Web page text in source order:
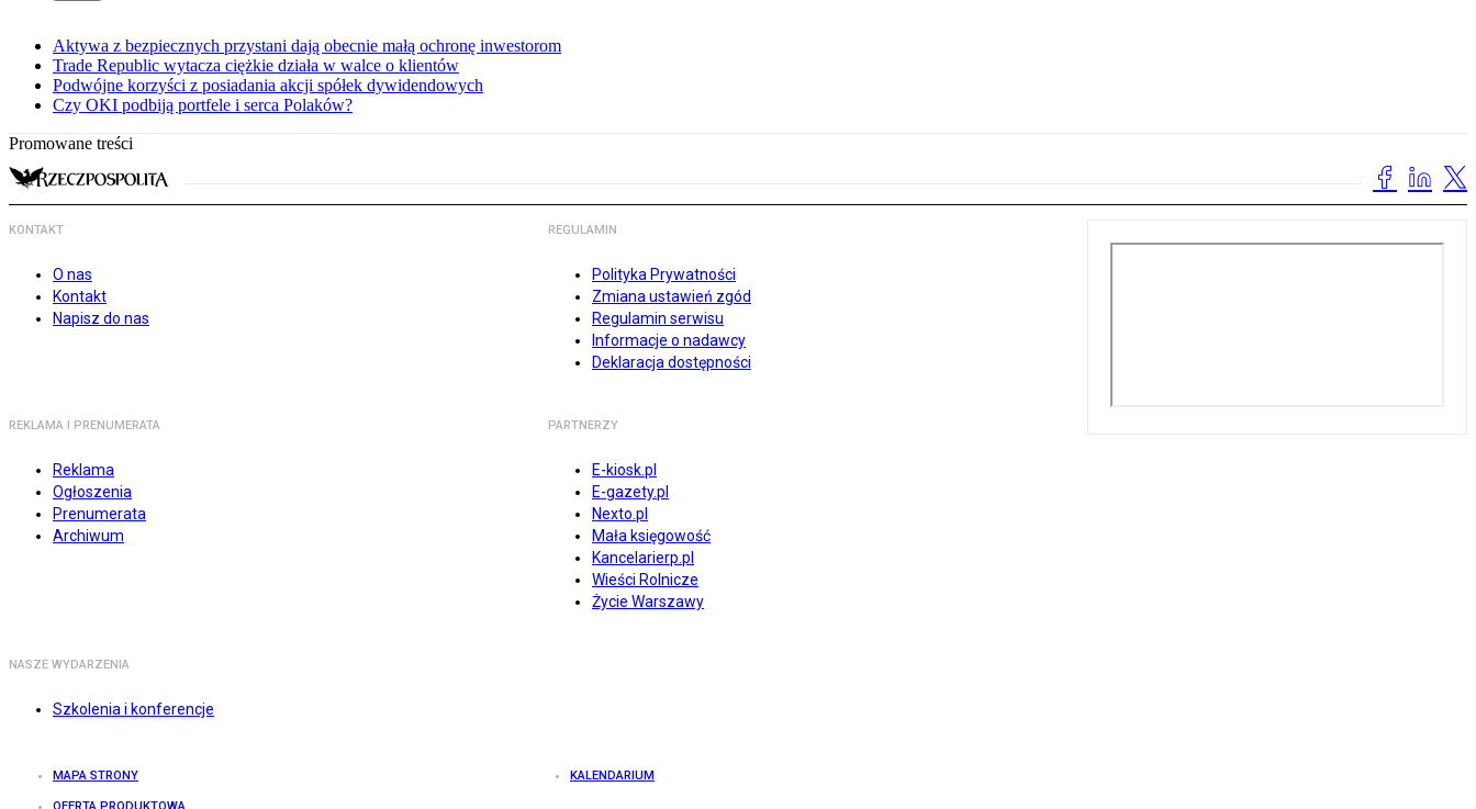
Aktywa z bezpiecznych przystani dają obecnie małą ochronę inwestorom
Trade Republic wytacza ciężkie działa w walce o klientów
Podwójne korzyści z posiadania akcji spółek dywidendowych
Czy OKI podbiją portfele i serca Polaków?
Promowane treści
KONTAKT
O nas
Kontakt
Napisz do nas
REGULAMIN
Polityka Prywatności
Zmiana ustawień zgód
Regulamin serwisu
Informacje o nadawcy
Deklaracja dostępności
REKLAMA I PRENUMERATA
Reklama
Ogłoszenia
Prenumerata
Archiwum
PARTNERZY
E-kiosk.pl
E-gazety.pl
Nexto.pl
Mała księgowość
Kancelarierp.pl
Wieści Rolnicze
Życie Warszawy
NASZE WYDARZENIA
Szkolenia i konferencje
MAPA STRONY KALENDARIUM